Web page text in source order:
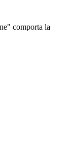
comporta la